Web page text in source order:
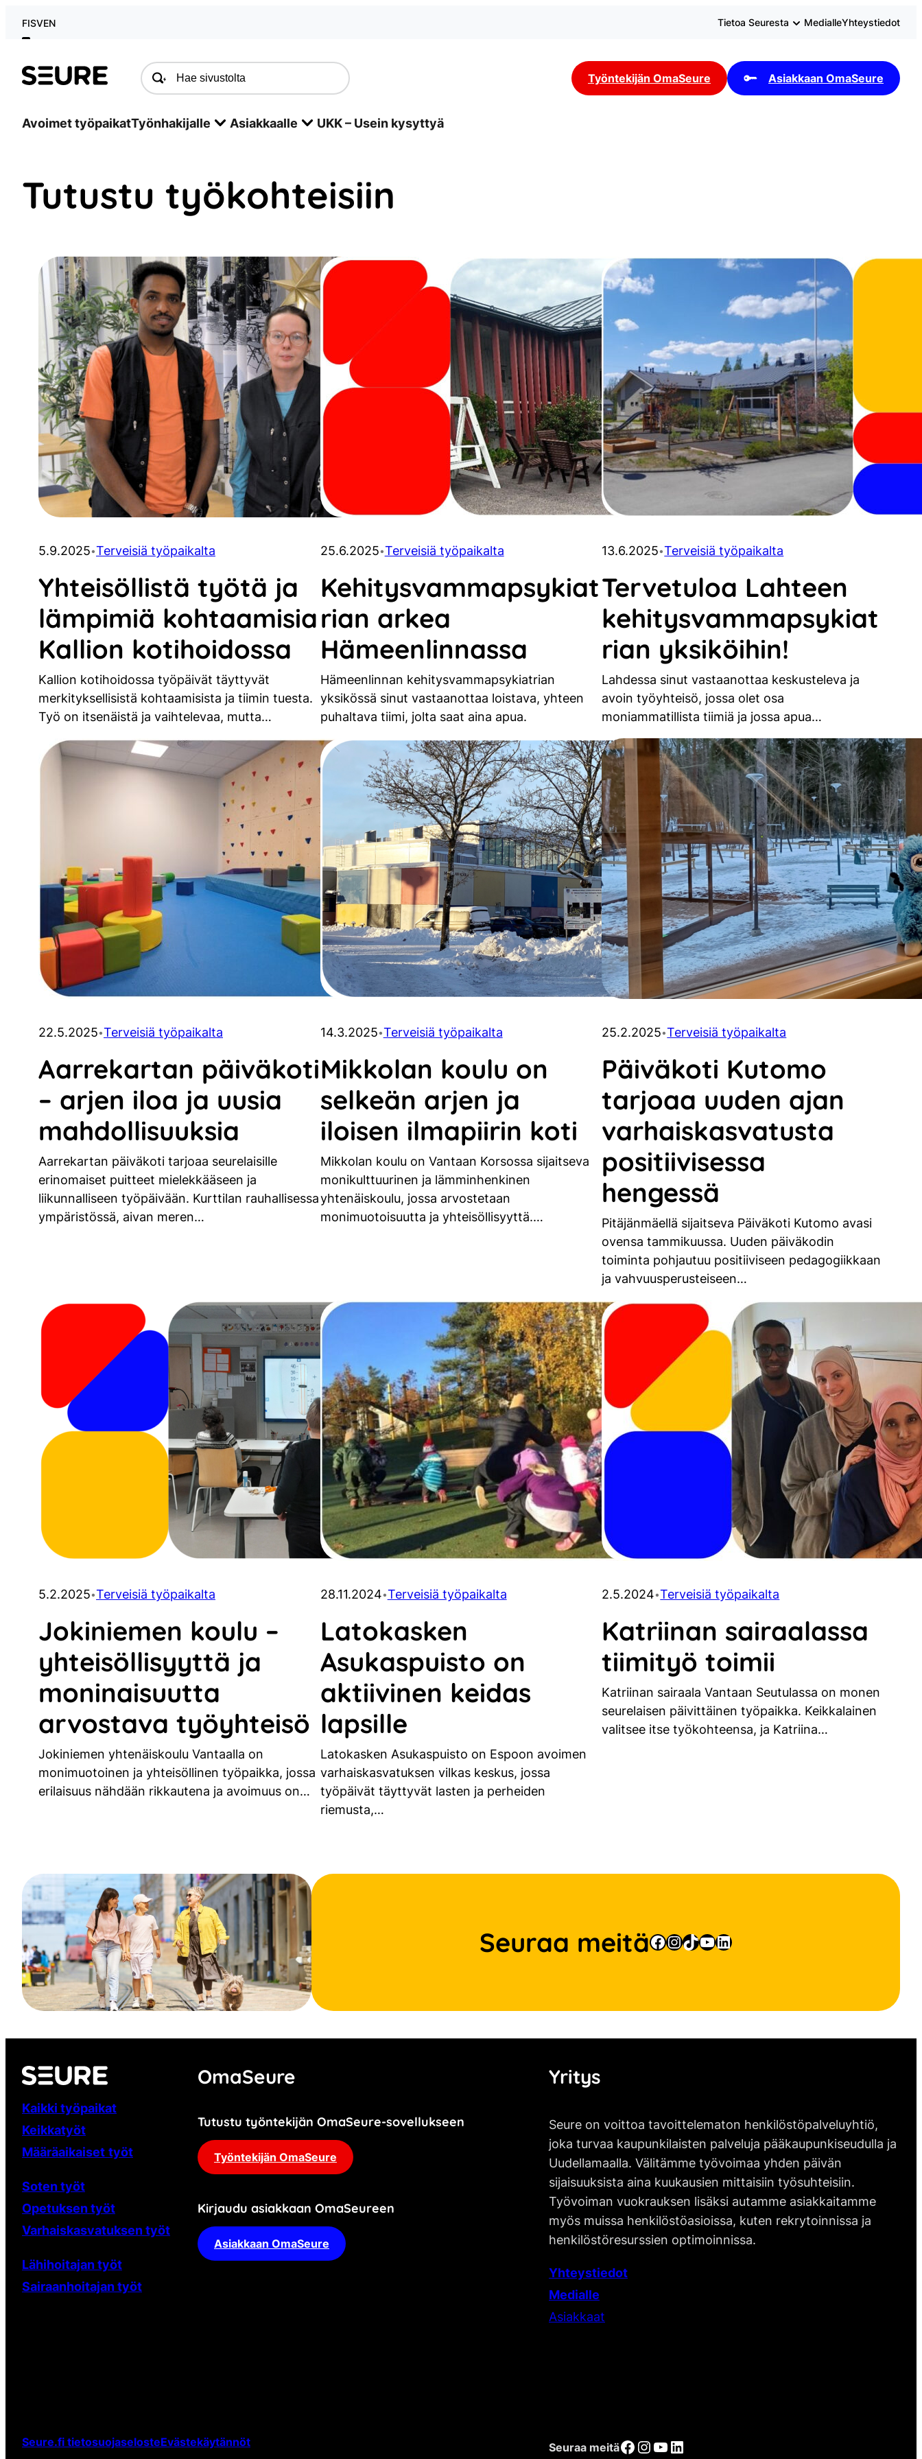
FISVEN Tietoa Seuresta MedialleYhteystiedot
Seure Työntekijän OmaSeure Asiakkaan OmaSeure
Avoimet työpaikatTyönhakijalle Asiakkaalle UKK – Usein kysyttyä
Tutustu työkohteisiin
5.9.2025•Terveisiä työpaikalta
Yhteisöllistä työtä ja
lämpimiä kohtaamisia
Kallion kotihoidossa
Kallion kotihoidossa työpäivät täyttyvät
merkityksellisistä kohtaamisista ja tiimin tuesta.
Työ on itsenäistä ja vaihtelevaa, mutta…
25.6.2025•Terveisiä työpaikalta
Kehitysvammapsykiat
rian arkea
Hämeenlinnassa
Hämeenlinnan kehitysvammapsykiatrian
yksikössä sinut vastaanottaa loistava, yhteen
puhaltava tiimi, jolta saat aina apua.
13.6.2025•Terveisiä työpaikalta
Tervetuloa Lahteen
kehitysvammapsykiat
rian yksiköihin!
Lahdessa sinut vastaanottaa keskusteleva ja
avoin työyhteisö, jossa olet osa
moniammatillista tiimiä ja jossa apua…
22.5.2025•Terveisiä työpaikalta
Aarrekartan päiväkoti
– arjen iloa ja uusia
mahdollisuuksia
Aarrekartan päiväkoti tarjoaa seurelaisille
erinomaiset puitteet mielekkääseen ja
liikunnalliseen työpäivään. Kurttilan rauhallisessa
ympäristössä, aivan meren…
14.3.2025•Terveisiä työpaikalta
Mikkolan koulu on
selkeän arjen ja
iloisen ilmapiirin koti
Mikkolan koulu on Vantaan Korsossa sijaitseva
monikulttuurinen ja lämminhenkinen
yhtenäiskoulu, jossa arvostetaan
monimuotoisuutta ja yhteisöllisyyttä.…
25.2.2025•Terveisiä työpaikalta
Päiväkoti Kutomo
tarjoaa uuden ajan
varhaiskasvatusta
positiivisessa
hengessä
Pitäjänmäellä sijaitseva Päiväkoti Kutomo avasi
ovensa tammikuussa. Uuden päiväkodin
toiminta pohjautuu positiiviseen pedagogiikkaan
ja vahvuusperusteiseen…
5.2.2025•Terveisiä työpaikalta
Jokiniemen koulu –
yhteisöllisyyttä ja
moninaisuutta
arvostava työyhteisö
Jokiniemen yhtenäiskoulu Vantaalla on
monimuotoinen ja yhteisöllinen työpaikka, jossa
erilaisuus nähdään rikkautena ja avoimuus on…
28.11.2024•Terveisiä työpaikalta
Latokasken
Asukaspuisto on
aktiivinen keidas
lapsille
Latokasken Asukaspuisto on Espoon avoimen
varhaiskasvatuksen vilkas keskus, jossa
työpäivät täyttyvät lasten ja perheiden
riemusta,…
2.5.2024•Terveisiä työpaikalta
Katriinan sairaalassa
tiimityö toimii
Katriinan sairaala Vantaan Seutulassa on monen
seurelaisen päivittäinen työpaikka. Keikkalainen
valitsee itse työkohteensa, ja Katriina…
Seuraa meitäFacebook
Instagram
TikTok
YouTube
LinkedIn
Kaikki työpaikat
Keikkatyöt
Määräaikaiset työt
Soten työt
Opetuksen työt
Varhaiskasvatuksen työt
Lähihoitajan työt
Sairaanhoitajan työt
OmaSeure
Tutustu työntekijän OmaSeure-sovellukseen
Työntekijän OmaSeure
Kirjaudu asiakkaan OmaSeureen
Asiakkaan OmaSeure
Yritys
Seure on voittoa tavoittelematon henkilöstöpalveluyhtiö,
joka turvaa kaupunkilaisten palveluja pääkaupunkiseudulla ja
Uudellamaalla. Välitämme työvoimaa yhden päivän
sijaisuuksista aina kuukausien mittaisiin työsuhteisiin.
Työvoiman vuokrauksen lisäksi autamme asiakkaitamme
myös muissa henkilöstöasioissa, kuten rekrytoinnissa ja
henkilöstöresurssien optimoinnissa.
Yhteystiedot
Medialle
Asiakkaat
Seure.fi tietosuojaselosteEvästekäytännöt Seuraa meitäFacebook Instagram YouTube LinkedIn